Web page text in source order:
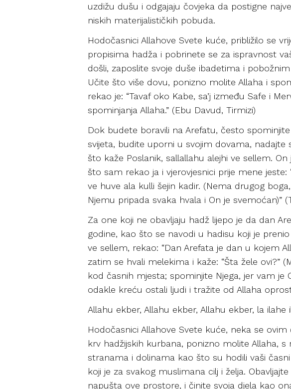
uzdižu dušu i odgajaju čovjeka da postigne
niskih materijalističkih pobuda.
Hodočasnici Allahove Svete kuće, približilo se
propisima hadža i pobrinete se za ispravnost
došli, zaposlite svoje duše ibadetima i
Učite što više dovu, ponizno molite Allaha i
rekao je: “Tavaf oko Kabe, sa’j između Safe i
spominjanja Allaha.” (Ebu Davud, Tirmizi)
Dok budete boravili na Arefatu, često
svijeta, budite uporni u svojim dovama, nadajte
što kaže Poslanik, sallallahu alejhi ve sellem.
što sam rekao ja i vjerovjesnici prije mene
ve huve ala kulli šejin kadir. (Nema drugog
Njemu pripada svaka hvala i On je svemoćan)”
Za one koji ne obavljaju hadž lijepo je da dan
godine, kao što se navodi u hadisu koji je
ve sellem, rekao: “Dan Arefata je dan u kojem
zatim se hvali melekima i kaže: “Šta žele ovi?”
kod časnih mjesta; spominjite Njega, jer vam
odakle kreću ostali ljudi i tražite od Allaha
Allahu ekber, Allahu ekber, Allahu ekber, la
Hodočasnici Allahove Svete kuće, neka se
krv hadžijskih kurbana, ponizno molite Allaha,
stranama i dolinama kao što su hodili vaši
koji je za svakog muslimana cilj i želja.
napušta ove prostore, i činite svoja djela kao